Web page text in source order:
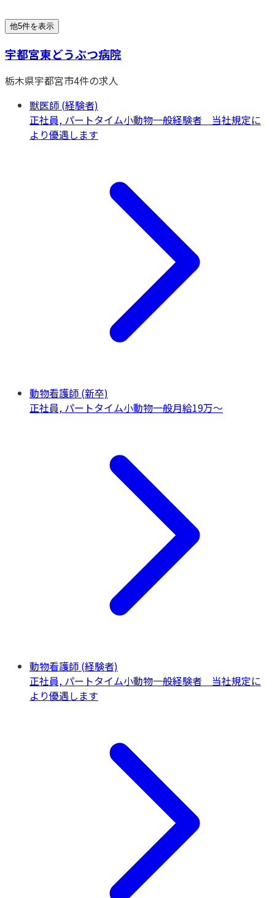
他5件を表示
宇都宮東どうぶつ病院
栃木県宇都宮市4件の求人
獣医師 (経験者)
正社員, パートタイム小動物一般経験者 当社規定に
より優遇します
動物看護師 (新卒)
正社員, パートタイム小動物一般月給19万〜
動物看護師 (経験者)
正社員, パートタイム小動物一般経験者 当社規定に
より優遇します